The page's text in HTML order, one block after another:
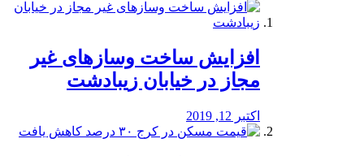
افزایش ساخت وسازهای غیر
مجاز در خیابان زیبادشت
اکتبر 12, 2019